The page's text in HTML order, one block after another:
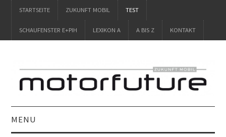
STARTSEITE ZUKUNFT MOBIL TEST
SCHAUFENSTER E+PIH LEXIKON A A BIS Z KONTAKT
MENU